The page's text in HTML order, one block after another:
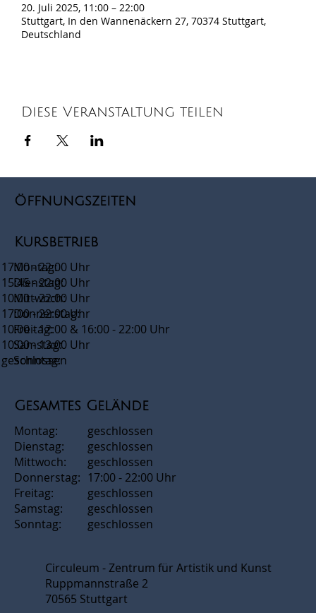
20. Juli 2025, 11:00 – 22:00
Stuttgart, In den Wannenäckern 27, 70374 Stuttgart,
Deutschland
Diese Veranstaltung teilen
Öffnungszeiten
Montag:
Dienstag:
Mittwoch:
Donnerstag:
Freitag:
Samstag:
Sonntag:
Kursbetrieb
17:00 - 22:00 Uhr
15:45 - 22:00 Uhr
10:00 - 22:00 Uhr
17:00 - 22:00 Uhr
10:00 - 12:00 & 16:00 - 22:00 Uhr
10:00 - 13:00 Uhr
geschlossen
Gesamtes Gelände
geschlossen
geschlossen
geschlossen
17:00 - 22:00 Uhr
geschlossen
geschlossen
geschlossen
Montag:
Dienstag:
Mittwoch:
Donnerstag:
Freitag:
Samstag:
Sonntag:
Circuleum - Zentrum für Artistik und Kunst
Ruppmannstraße 2
70565 Stuttgart